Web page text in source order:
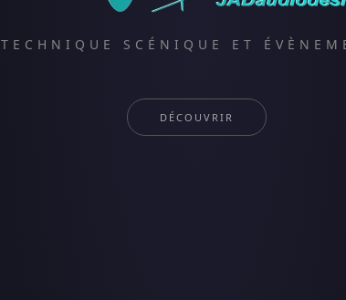
TECHNIQUE SCÉNIQUE ET
DÉCOUVRIR